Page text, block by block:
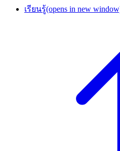
เรียนรู้(opens in new